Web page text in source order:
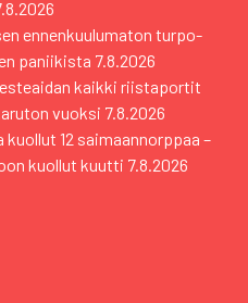
ennenkuulumaton turpo-
paniikista 7.8.2026
kaikki riistaportit
vuoksi 7.8.2026
12 saimaannorppaa –
kuollut kuutti 7.8.2026